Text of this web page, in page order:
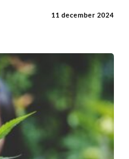
11 december 2024